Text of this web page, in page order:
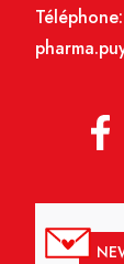
Téléphone: